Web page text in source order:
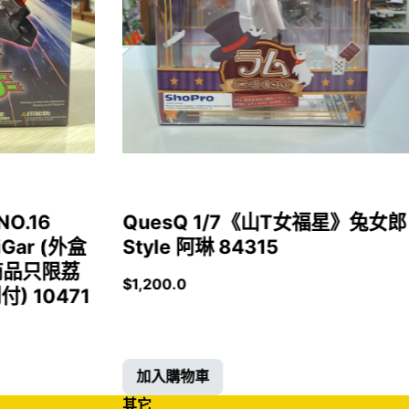
(外盒
只限荔
) 10471
QuesQ 1/7《山T女福星》兔女郎
Style 阿琳 84315
$1,200.0
加入購物車
其它